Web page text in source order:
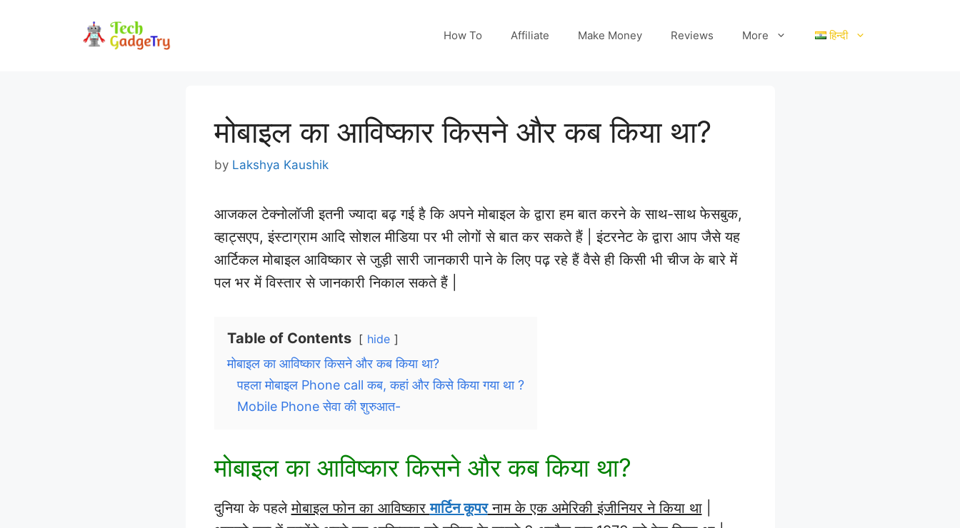
How To Affiliate Make Money Reviews More हिन्दी
मोबाइल का आविष्कार किसने और कब किया था?
by Lakshya Kaushik
आजकल टेक्नोलॉजी इतनी ज्यादा बढ़ गई है कि अपने मोबाइल के द्वारा हम बात करने के साथ-साथ फेसबुक,
व्हाट्सएप, इंस्टाग्राम आदि सोशल मीडिया पर भी लोगों से बात कर सकते हैं | इंटरनेट के द्वारा आप जैसे यह
आर्टिकल मोबाइल आविष्कार से जुड़ी सारी जानकारी पाने के लिए पढ़ रहे हैं वैसे ही किसी भी चीज के बारे में
पल भर में विस्तार से जानकारी निकाल सकते हैं |
Table of Contents hide
मोबाइल का आविष्कार किसने और कब किया था?
पहला मोबाइल Phone call कब, कहां और किसे किया गया था ?
Mobile Phone सेवा की शुरुआत-
मोबाइल का आविष्कार किसने और कब किया था?
दुनिया के पहलेमोबाइल फोन का आविष्कारमार्टिन कूपरनाम के एक अमेरिकी इंजीनियर ने किया था|